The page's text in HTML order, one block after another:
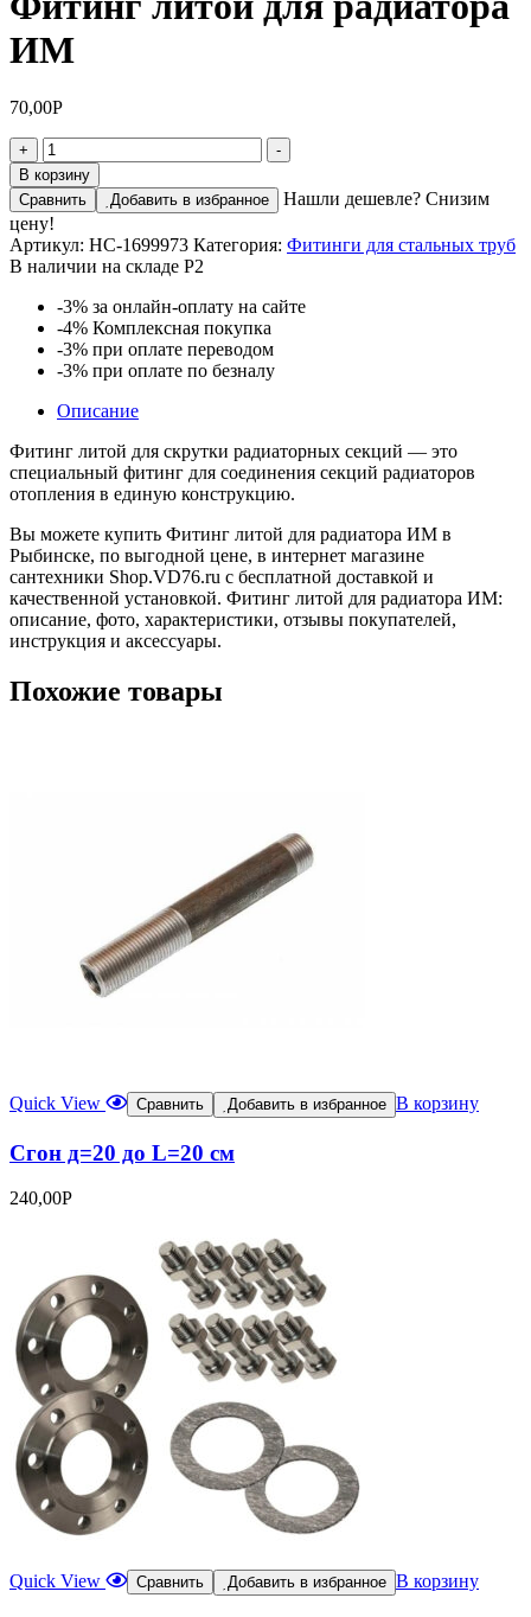
ИМ
70,00Р
+
Количество
товара
Фитинг
литой
для
радиатора
ИМ
-
В корзину
Сравнить
Добавить в избранное
Нашли дешевле? Снизим
цену!
Артикул: НС-1699973 Категория: Фитинги для стальных труб
В наличии на складе Р2
-3% за онлайн-оплату на сайте
-4% Комплексная покупка
-3% при оплате переводом
-3% при оплате по безналу
Описание
Фитинг литой для скрутки радиаторных секций — это
специальный фитинг для соединения секций радиаторов
отопления в единую конструкцию.
Вы можете купить Фитинг литой для радиатора ИМ в
Рыбинске, по выгодной цене, в интернет магазине
сантехники Shop.VD76.ru с бесплатной доставкой и
качественной установкой. Фитинг литой для радиатора ИМ:
описание, фото, характеристики, отзывы покупателей,
инструкция и аксессуары.
Похожие товары
Quick View Сравнить Добавить в избранное В корзину
Сгон д=20 до L=20 см
240,00Р
Quick View Сравнить Добавить в избранное В корзину